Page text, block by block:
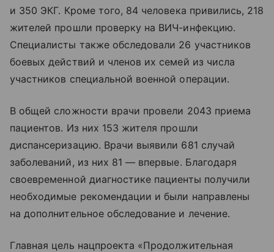
и 350 ЭКГ. Кроме того, 84 человека привились, 218
жителей прошли проверку на ВИЧ-инфекцию.
Специалисты также обследовали 26 участников
боевых действий и членов их семей из числа
участников специальной военной операции.
В общей сложности врачи провели 2043 приема
пациентов. Из них 153 жителя прошли
диспансеризацию. Врачи выявили 681 случай
заболеваний, из них 81 — впервые. Благодаря
своевременной диагностике пациенты получили
необходимые рекомендации и были направлены
на дополнительное обследование и лечение.
Главная цель нацпроекта «Продолжительная